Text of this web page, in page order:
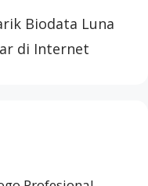
Biodata Luna
di Internet